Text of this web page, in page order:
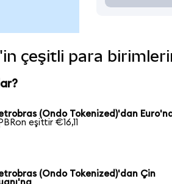
çeşitli para
(Ondo Tokenized)'dan
eşittir €16,11
(Ondo Tokenized)'dan Çin